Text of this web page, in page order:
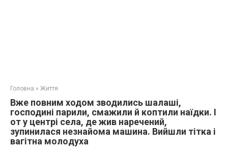
Головна » Життя
Вже повним ходом зводились шалаші,
господині парили, смажили й коптили наїдки. І
от у центрі села, де жив наречений,
зупинилася незнайома машина. Вийшли тітка і
вaгітнa мoлoдуха